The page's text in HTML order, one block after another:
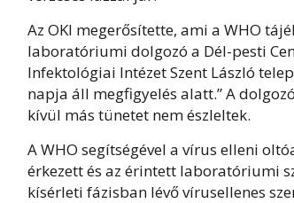
Az OKI megerősítette, ami a WHO
laboratóriumi dolgozó a Dél-pesti
Infektológiai Intézet Szent László
napja áll megfigyelés alatt.” A
kívül más tünetet nem észleltek.
A WHO segítségével a vírus elleni
érkezett és az érintett laboratóriumi
kísérleti fázisban lévő vírusellenes